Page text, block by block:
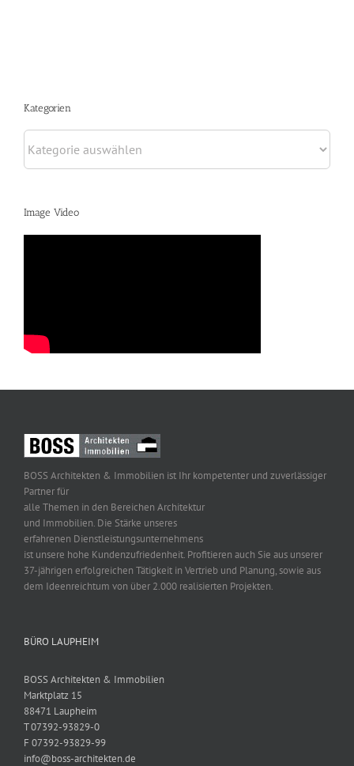
Kategorien
Kategorien
Image Video
BOSS Architekten & Immobilien ist Ihr kompetenter und zuverlässiger
Partner für
alle Themen in den Bereichen Architektur
und Immobilien. Die Stärke unseres
erfahrenen Dienstleistungsunternehmens
ist unsere hohe Kundenzufriedenheit. Profitieren auch Sie aus unserer
37-jährigen erfolgreichen Tätigkeit in Vertrieb und Planung, sowie aus
dem Ideenreichtum von über 2.000 realisierten Projekten.
BÜRO LAUPHEIM
BOSS Architekten & Immobilien
Marktplatz 15
88471 Laupheim
T 07392-93829-0
F 07392-93829-99
info@boss-architekten.de